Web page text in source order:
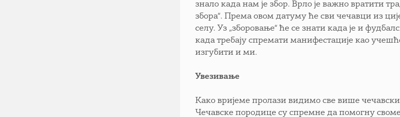
знало када нам је збор. Врло је важно вратити
збора“. Према овом датуму ће сви чечавци из
селу. Уз „зборовање“ ће се знати када је и
када требају спремати манифестације као
изгубити и ми.
Увезивање
Како вријеме пролази видимо све више
Чечавске породице су спремне да помогну